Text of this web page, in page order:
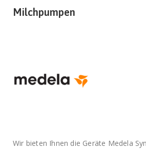
Milchpumpen
Wir bieten Ihnen die Geräte Medela